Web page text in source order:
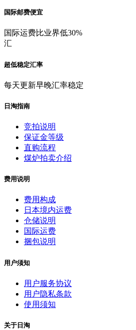
国际邮费便宜
国际运费比业界低30%
汇
超低稳定汇率
每天更新早晚汇率稳定
日淘指南
竞拍说明
保证金等级
直购流程
煤炉拍卖介绍
费用说明
费用构成
日本境内运费
仓储说明
国际运费
捆包说明
用户须知
用户服务协议
用户隐私条款
使用须知
关于日淘